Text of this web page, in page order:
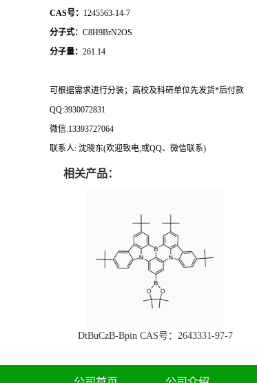
CAS号： 1245563-14-7
分子式： C8H9BrN2OS
分子量： 261.14
可根据需求进行分装； 高校及科研单位先发货*后付款
QQ:3930072831
微信:13393727064
联系人: 沈晓东(欢迎致电,或QQ、微信联系)
相关产品：
DtBuCzB-Bpin CAS号：2643331-97-7